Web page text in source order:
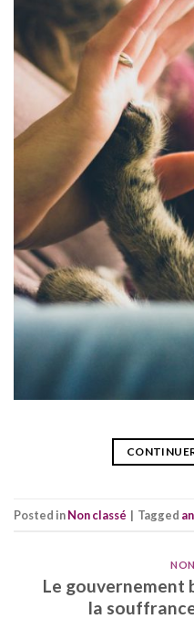
Posted inNon classé | Tagged
Le gouvernement
la